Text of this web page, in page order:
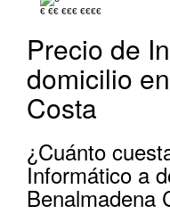
€ €€ €€€ €€€€
Precio de
domicilio
Costa
¿Cuánto
Informático a
Benalmadena